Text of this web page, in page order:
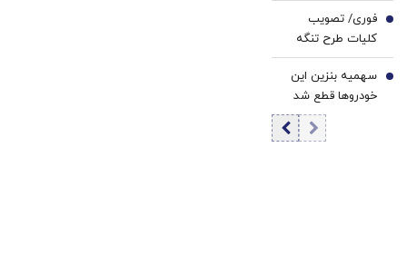
خصوص
تفاهم‌نامه/ رهبری
نگفته‌اند نظر مرا رد
یا تأیید کن، نظر
خودم را خواسته‌اند
فوری/ تصویب
کلیات طرح تنگه
هرمز در کمیسیون
امنیت ملی
6
سهمیه بنزین این
خودروها قطع شد
7